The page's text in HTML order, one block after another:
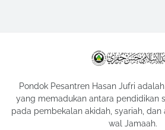
Pondok Pesantren Hasan Jufri
yang memadukan antara pendidikan
pada pembekalan akidah, syariah, dan
wal Jamaah.